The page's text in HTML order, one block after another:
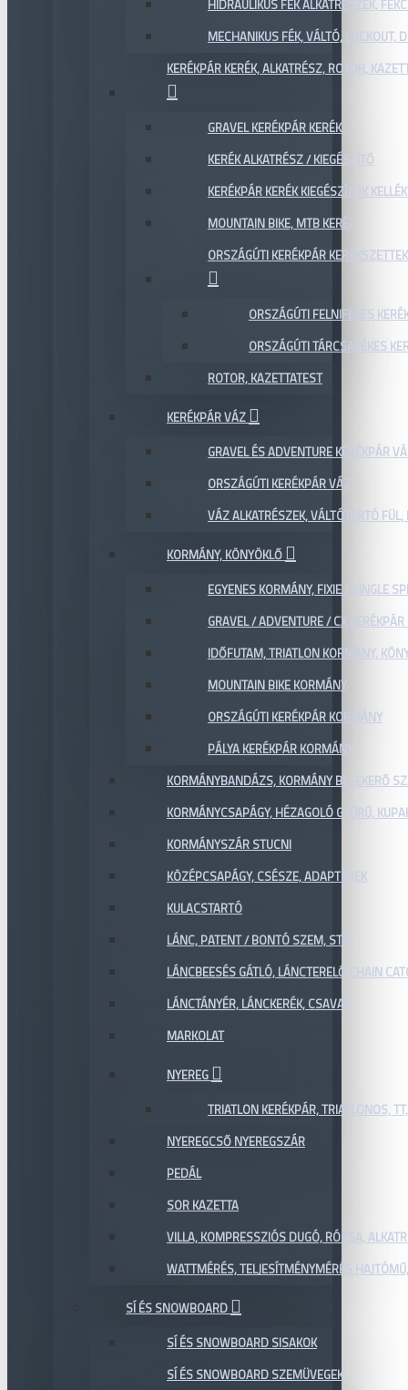
HIDRAULIKUS FÉK ALKATRÉSZEK,
MECHANIKUS FÉK, VÁLTÓ, LOCKOUT,
KERÉKPÁR KERÉK, ALKATRÉSZ, ROTOR,
GRAVEL KERÉKPÁR KERÉK
KERÉK ALKATRÉSZ / KIEGÉSZÍTŐ
KERÉKPÁR KERÉK KIEGÉSZÍTŐK
MOUNTAIN BIKE, MTB KERÉK
ORSZÁGÚTI KERÉKPÁR KERÉKSZETTEK
ORSZÁGÚTI FELNIFÉKES
ORSZÁGÚTI TÁRCSAFÉKES
ROTOR, KAZETTATEST
KERÉKPÁR VÁZ
GRAVEL ÉS ADVENTURE KERÉKPÁR
ORSZÁGÚTI KERÉKPÁR VÁZ
VÁZ ALKATRÉSZEK, VÁLTÓTARTÓ FÜL,
KORMÁNY, KÖNYÖKLŐ
EGYENES KORMÁNY, FIXIE / SINGLE
GRAVEL / ADVENTURE / CX
IDŐFUTAM, TRIATLON KORMÁNY,
MOUNTAIN BIKE KORMÁNY
ORSZÁGÚTI KERÉKPÁR KORMÁNY
PÁLYA KERÉKPÁR KORMÁNY
KORMÁNYBANDÁZS, KORMÁNY BETEKERŐ
KORMÁNYCSAPÁGY, HÉZAGOLÓ GYŰRŰ,
KORMÁNYSZÁR STUCNI
KÖZÉPCSAPÁGY, CSÉSZE, ADAPTEREK
KULACSTARTÓ
LÁNC, PATENT / BONTÓ SZEM, STB.
LÁNCBEESÉS GÁTLÓ, LÁNCTERELŐ CHAIN
LÁNCTÁNYÉR, LÁNCKERÉK, CSAVAR
MARKOLAT
NYEREG
TRIATLON KERÉKPÁR, TRIATLONOS,
NYEREGCSŐ NYEREGSZÁR
PEDÁL
SOR KAZETTA
VILLA, KOMPRESSZIÓS DUGÓ, RÓZSA,
WATTMÉRÉS, TELJESÍTMÉNYMÉRÉS
SÍ ÉS SNOWBOARD
SÍ ÉS SNOWBOARD SISAKOK
SÍ ÉS SNOWBOARD SZEMÜVEGEK